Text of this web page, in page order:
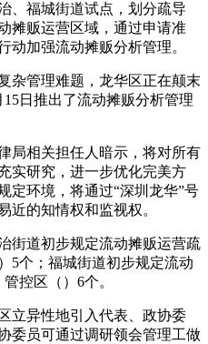
、福城街道试点，划分疏导
摊贩运营区域，通过申请准
动加强流动摊贩分析管理。
管理难题，龙华区正在颠末
日推出了流动摊贩分析管理
相关担任人暗示，将对所有
实研究，进一步优化完美方
定环境，将通过“深圳龙华”号
近的知情权和监视权。
道初步规定流动摊贩运营疏
5个；福城街道初步规定流动
控区（）6个。
异性地引入代表、政协委
委员可通过调研领会管理工做